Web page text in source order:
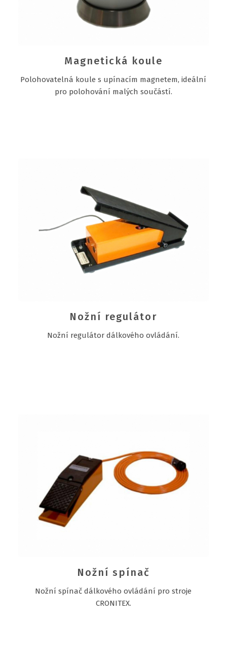
Magnetická koule
Polohovatelná koule s upínacím magnetem, ideální
pro polohování malých součástí.
Nožní regulátor
Nožní regulátor dálkového ovládání.
Nožní spínač
Nožní spínač dálkového ovládání pro stroje
CRONITEX.